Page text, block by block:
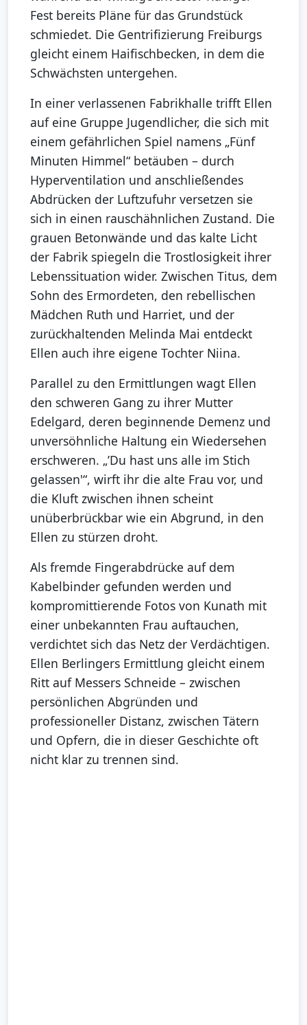
Fest bereits Pläne für das Grundstück
schmiedet. Die Gentrifizierung Freiburgs
gleicht einem Haifischbecken, in dem die
Schwächsten untergehen.
In einer verlassenen Fabrikhalle trifft Ellen
auf eine Gruppe Jugendlicher, die sich mit
einem gefährlichen Spiel namens „Fünf
Minuten Himmel“ betäuben – durch
Hyperventilation und anschließendes
Abdrücken der Luftzufuhr versetzen sie
sich in einen rauschähnlichen Zustand. Die
grauen Betonwände und das kalte Licht
der Fabrik spiegeln die Trostlosigkeit ihrer
Lebenssituation wider. Zwischen Titus, dem
Sohn des Ermordeten, den rebellischen
Mädchen Ruth und Harriet, und der
zurückhaltenden Melinda Mai entdeckt
Ellen auch ihre eigene Tochter Niina.
Parallel zu den Ermittlungen wagt Ellen
den schweren Gang zu ihrer Mutter
Edelgard, deren beginnende Demenz und
unversöhnliche Haltung ein Wiedersehen
erschweren. „’Du hast uns alle im Stich
gelassen'“, wirft ihr die alte Frau vor, und
die Kluft zwischen ihnen scheint
unüberbrückbar wie ein Abgrund, in den
Ellen zu stürzen droht.
Als fremde Fingerabdrücke auf dem
Kabelbinder gefunden werden und
kompromittierende Fotos von Kunath mit
einer unbekannten Frau auftauchen,
verdichtet sich das Netz der Verdächtigen.
Ellen Berlingers Ermittlung gleicht einem
Ritt auf Messers Schneide – zwischen
persönlichen Abgründen und
professioneller Distanz, zwischen Tätern
und Opfern, die in dieser Geschichte oft
nicht klar zu trennen sind.